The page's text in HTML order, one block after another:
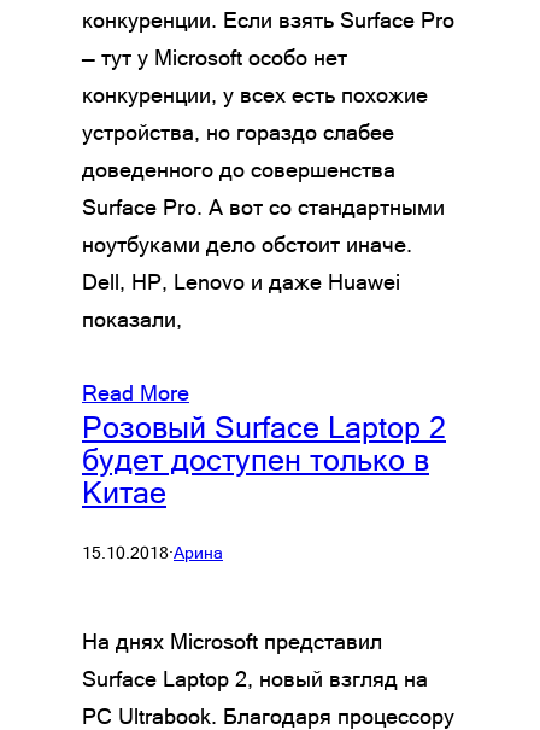
конкуренции. Если взять Surface Pro
— тут у Microsoft особо нет
конкуренции, у всех есть похожие
устройства, но гораздо слабее
доведенного до совершенства
Surface Pro. А вот со стандартными
ноутбуками дело обстоит иначе.
Dell, HP, Lenovo и даже Huawei
показали,
Read More
Розовый Surface Laptop 2
будет доступен только в
Китае
15.10.2018·Арина
На днях Microsoft представил
Surface Laptop 2, новый взгляд на
PC Ultrabook. Благодаря процессору